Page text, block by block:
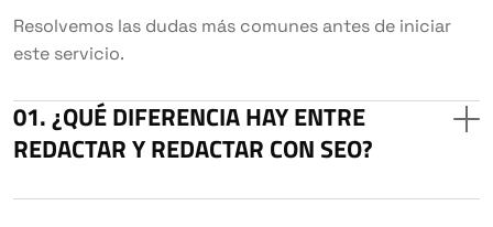
Resolvemos las dudas más comunes antes de iniciar
este servicio.
¿QUÉ DIFERENCIA HAY ENTRE
REDACTAR Y REDACTAR CON SEO?